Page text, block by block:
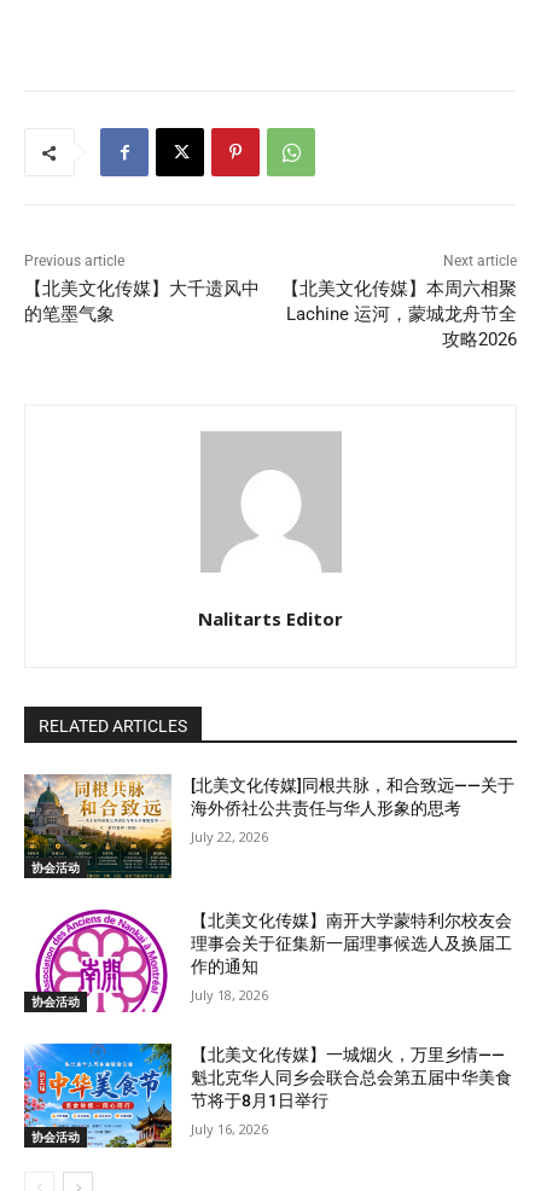
Previous article
【北美文化传媒】大千遗风中
的笔墨气象
Next article
【北美文化传媒】本周六相聚
Lachine 运河，蒙城龙舟节全
攻略2026
Nalitarts Editor
RELATED ARTICLES
协会活动
[北美文化传媒]同根共脉，和合致远——关于
海外侨社公共责任与华人形象的思考
July 22, 2026
协会活动
【北美文化传媒】南开大学蒙特利尔校友会
理事会关于征集新一届理事候选人及换届工
作的通知
July 18, 2026
协会活动
【北美文化传媒】一城烟火，万里乡情——
魁北克华人同乡会联合总会第五届中华美食
节将于8月1日举行
July 16, 2026